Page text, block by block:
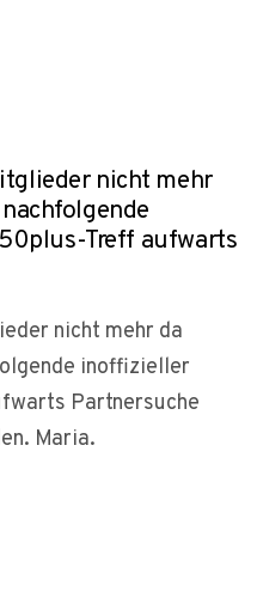
nicht mehr
Treff aufwarts
nicht mehr da
inoffizieller
Partnersuche
Maria.